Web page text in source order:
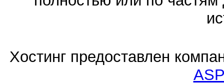
Хостинг предоставлен